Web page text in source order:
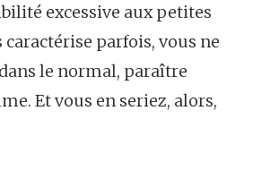
excessive aux petites
caractérise parfois, vous ne
le normal, paraître
Et vous en seriez, alors,